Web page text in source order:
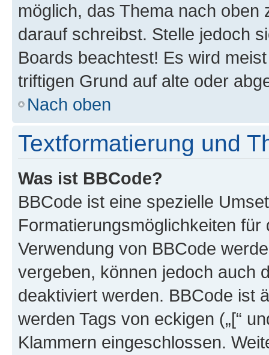
möglich, das Thema nach oben
darauf schreibst. Stelle jedoch
Boards beachtest! Es wird
triftigen Grund auf alte oder
Nach oben
Textformatierung und
Was ist BBCode?
BBCode ist eine spezielle
Formatierungsmöglichkeiten
Verwendung von BBCode
vergeben, können jedoch auch
deaktiviert werden. BBCode ist
werden Tags von eckigen („[“
Klammern eingeschlossen.